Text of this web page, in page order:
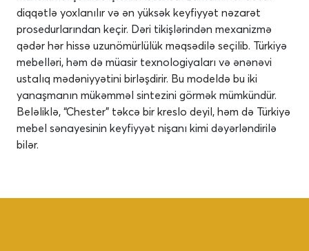
diqqətlə yoxlanılır və ən yüksək keyfiyyət nəzarət
prosedurlarından keçir. Dəri tikişlərindən mexanizmə
qədər hər hissə uzunömürlülük məqsədilə seçilib. Türkiyə
mebelləri, həm də müasir texnologiyaları və ənənəvi
ustalıq mədəniyyətini birləşdirir. Bu modeldə bu iki
yanaşmanın mükəmməl sintezini görmək mümkündür.
Beləliklə, “Chester” təkcə bir kreslo deyil, həm də Türkiyə
mebel sənayesinin keyfiyyət nişanı kimi dəyərləndirilə
bilər.